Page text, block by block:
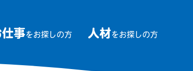
仕事をお探しの方 人材をお探しの方